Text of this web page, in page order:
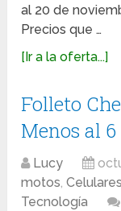
al 20 de
Precios que …
[Ir a la oferta...]
Folleto
Menos al
Lucy
motos,
Tecnología